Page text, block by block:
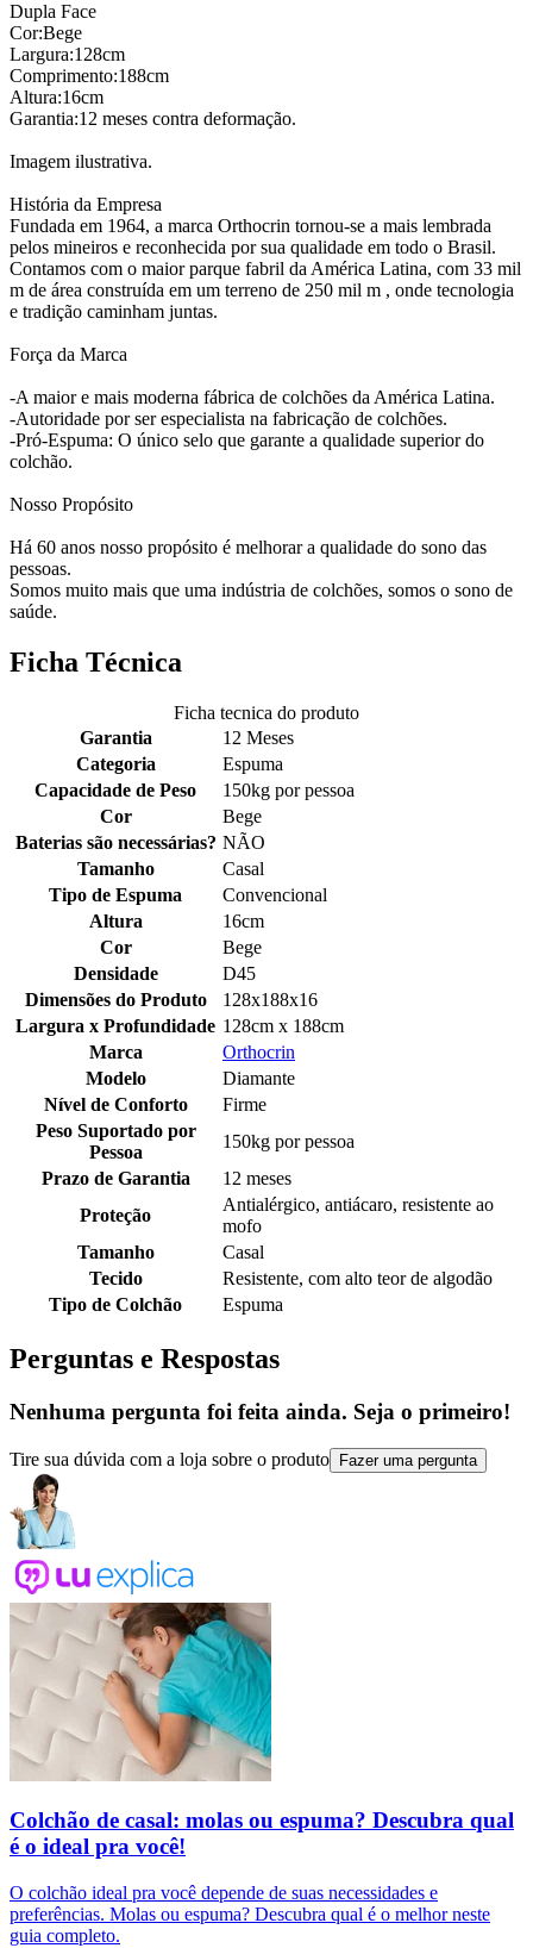
Dupla Face
Cor:Bege
Largura:128cm
Comprimento:188cm
Altura:16cm
Garantia:12 meses contra deformação.
Imagem ilustrativa.
História da Empresa
Fundada em 1964, a marca Orthocrin tornou-se a mais lembrada
pelos mineiros e reconhecida por sua qualidade em todo o Brasil.
Contamos com o maior parque fabril da América Latina, com 33 mil
m de área construída em um terreno de 250 mil m , onde tecnologia
e tradição caminham juntas.
Força da Marca
-A maior e mais moderna fábrica de colchões da América Latina.
-Autoridade por ser especialista na fabricação de colchões.
-Pró-Espuma: O único selo que garante a qualidade superior do
colchão.
Nosso Propósito
Há 60 anos nosso propósito é melhorar a qualidade do sono das
pessoas.
Somos muito mais que uma indústria de colchões, somos o sono de
saúde.
Ficha Técnica
Ficha tecnica do produto
Garantia
12 Meses
Categoria
Espuma
Capacidade de Peso
150kg por pessoa
Cor
Bege
Baterias são necessárias? NÃO
Tamanho
Casal
Tipo de Espuma
Convencional
Altura
16cm
Cor
Bege
Densidade
D45
Dimensões do Produto
128x188x16
Largura x Profundidade 128cm x 188cm
Marca
Orthocrin
Modelo
Diamante
Nível de Conforto
Firme
Peso Suportado por
Pessoa
150kg por pessoa
Prazo de Garantia
12 meses
Proteção
Antialérgico, antiácaro, resistente ao
mofo
Tamanho
Casal
Tecido
Resistente, com alto teor de algodão
Tipo de Colchão
Espuma
Perguntas e Respostas
Nenhuma pergunta foi feita ainda. Seja o primeiro!
Tire sua dúvida com a loja sobre o produto Fazer uma pergunta
Colchão de casal: molas ou espuma? Descubra qual
é o ideal pra você!
O colchão ideal pra você depende de suas necessidades e
preferências. Molas ou espuma? Descubra qual é o melhor neste
guia completo.